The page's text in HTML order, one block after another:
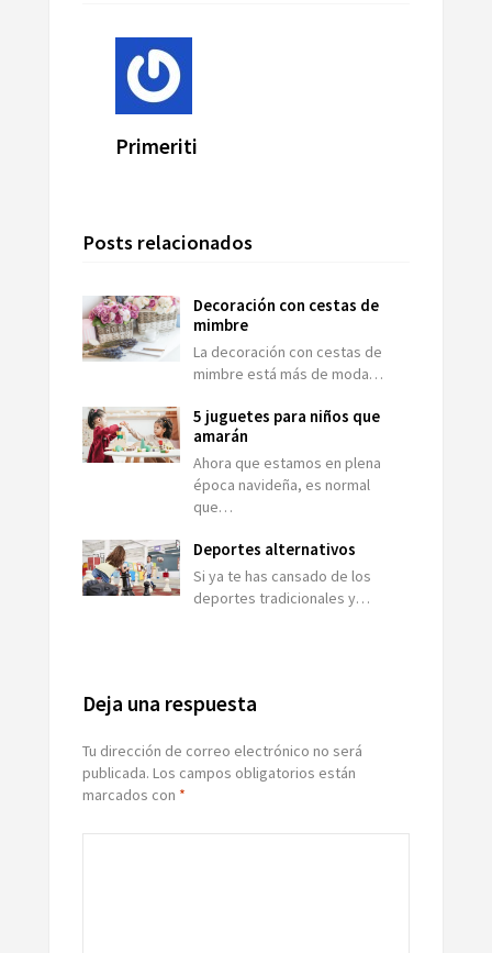
Primeriti
Posts relacionados
Decoración con cestas de
mimbre
La decoración con cestas de
mimbre está más de moda…
5 juguetes para niños que
amarán
Ahora que estamos en plena
época navideña, es normal
que…
Deportes alternativos
Si ya te has cansado de los
deportes tradicionales y…
Deja una respuesta
Tu dirección de correo electrónico no será
publicada. Los campos obligatorios están
marcados con *